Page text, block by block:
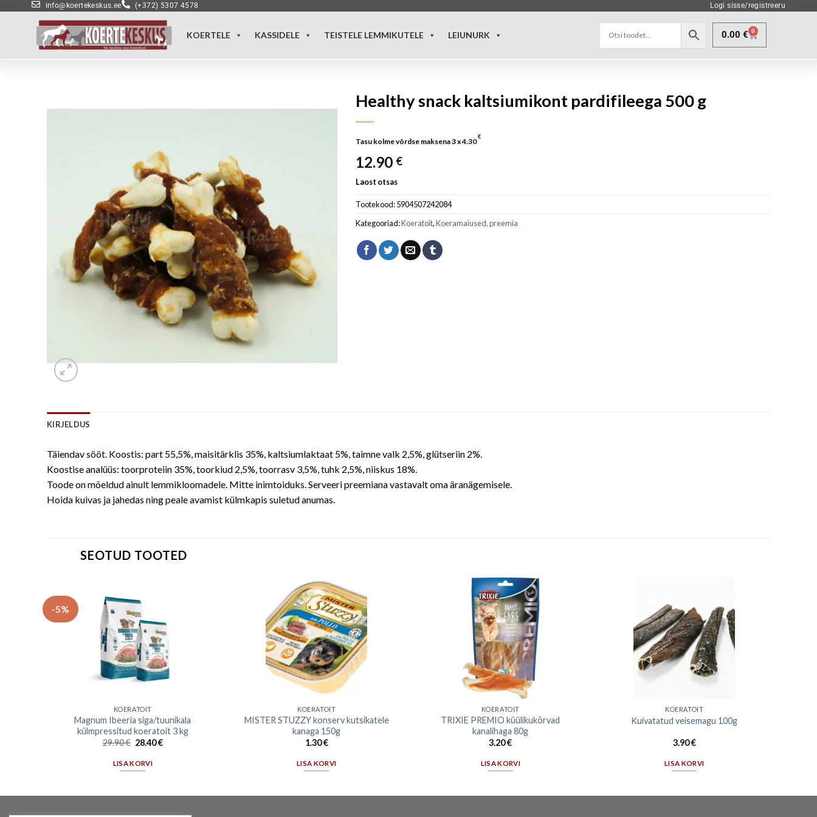
info@koertekeskus.ee (+372) 5307 4578 Logi sisse/registreeru
KOERTELE KASSIDELE TEISTELE LEMMIKUTELE LEIUNURK 0.00 € 0
Healthy snack kaltsiumikont pardifileega 500 g
Tasu kolme võrdse maksena 3 x4.30
€
12.90 €
Laost otsas
Tootekood:5904507242084
Kategooriad:Koeratoit,Koeramaiused, preemia
KIRJELDUS
Täiendav sööt. Koostis: part 55,5%, maisitärklis 35%, kaltsiumlaktaat 5%, taimne valk 2,5%, glütseriin 2%.
Koostise analüüs: toorproteiin 35%, toorkiud 2,5%, toorrasv 3,5%, tuhk 2,5%, niiskus 18%.
Toode on mõeldud ainult lemmikloomadele. Mitte inimtoiduks. Serveeri preemiana vastavalt oma äranägemisele.
Hoida kuivas ja jahedas ning peale avamist külmkapis suletud anumas.
SEOTUD TOOTED
-5%
KOERATOIT
Magnum Ibeeria siga/tuunikala
külmpressitud koeratoit 3 kg
29.90€ 28.40€
LISA KORVI
KOERATOIT
MISTER STUZZY konserv kutsikatele
kanaga 150g
1.30€
LISA KORVI
KOERATOIT
TRIXIE PREMIO küülikukõrvad
kanalihaga 80g
3.20€
LISA KORVI
KOERATOIT
Kuivatatud veisemagu 100g
3.90€
LISA KORVI